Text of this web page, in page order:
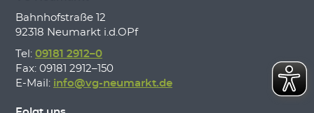
Bahnhofstraße 12
92318 Neumarkt i.d.OPf
Tel: 09181 2912–0
Fax: 09181 2912–150
E-Mail: info@vg-neumarkt.de